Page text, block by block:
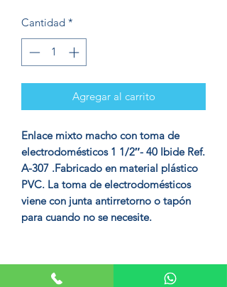
Cantidad *
Agregar al carrito
Enlace mixto macho con toma de
electrodomésticos 1 1/2″- 40 Ibide Ref.
A-307 .Fabricado en material plástico
PVC. La toma de electrodomésticos
viene con junta antirretorno o tapón
para cuando no se necesite.